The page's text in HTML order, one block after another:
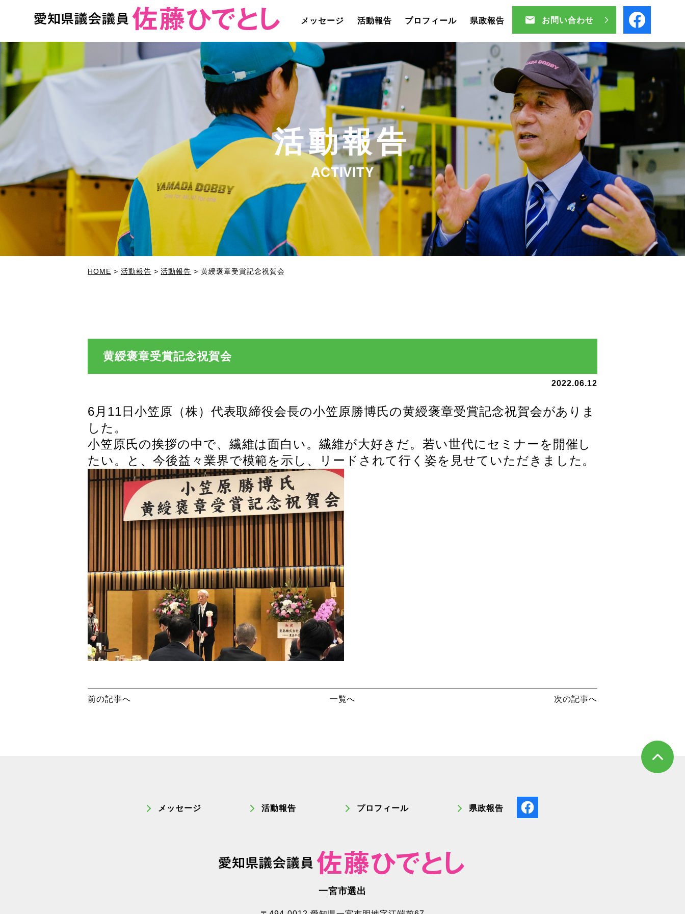
メッセージ 活動報告 プロフィール 県政報告 お問い合わせ
活動報告
ACTIVITY
HOME > 活動報告 >活動報告 >黄綬褒章受賞記念祝賀会
黄綬褒章受賞記念祝賀会
2022.06.12
6月11日小笠原（株）代表取締役会長の小笠原勝博氏の黄綬褒章受賞記念祝賀会がありま
した。
小笠原氏の挨拶の中で、繊維は面白い。繊維が大好きだ。若い世代にセミナーを開催し
たい。と、今後益々業界で模範を示し、リードされて行く姿を見せていただきました。
前の記事へ 一覧へ 次の記事へ
メッセージ 活動報告 プロフィール 県政報告
一宮市選出